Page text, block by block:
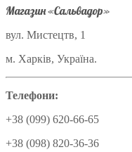
Магазин «Сальвадор»
вул. Мистецтв, 1
м. Харків, Україна.
Телефони:
+38 (099) 620-66-65
+38 (098) 820-36-36